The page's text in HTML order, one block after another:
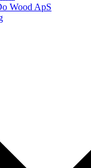
Wood ApS